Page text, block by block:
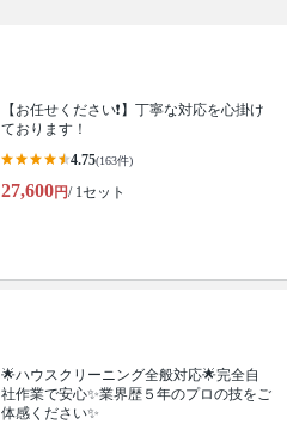
【お任せください❗️】丁寧な対応を心掛け
ております！
4.75(163件)
27,600円/ 1セット
🌟ハウスクリーニング全般対応🌟完全自
社作業で安心✨業界歴５年のプロの技をご
体感ください✨